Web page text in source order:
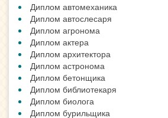
Диплом автомеханика
Диплом автослесаря
Диплом агронома
Диплом актера
Диплом архитектора
Диплом астронома
Диплом бетонщика
Диплом библиотекаря
Диплом биолога
Диплом бурильщика